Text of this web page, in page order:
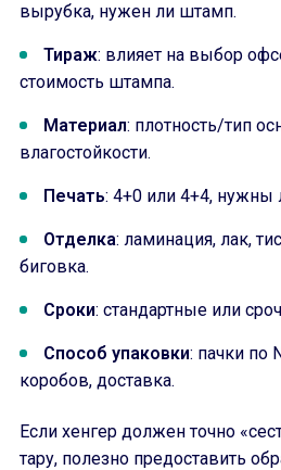
вырубка, нужен ли штамп.
Тираж: влияет на выбор
стоимость штампа.
Материал: плотность/тип
влагостойкости.
Печать: 4+0 или 4+4, нужны
Отделка: ламинация, лак,
биговка.
Сроки: стандартные или
Способ упаковки: пачки по
коробов, доставка.
Если хенгер должен точно
тару, полезно предоставить